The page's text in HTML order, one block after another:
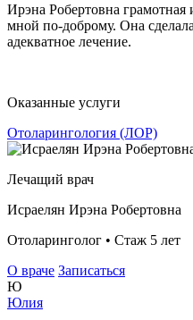
Ирэна Робертовна
мной по-доброму. Она
адекватное лечение.
Оказанные услуги
Отоларингология (ЛОР)
Лечащий врач
Исраелян Ирэна Робертовна
Отоларинголог • Стаж 5 лет
О враче Записаться
Ю
Юлия